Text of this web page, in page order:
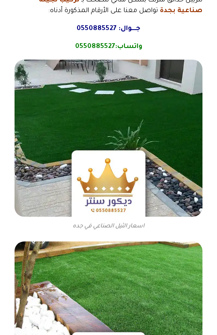
صناعية بجدة تواصل معنا على الأرقام المذكورة أدناه:
جـــوال: 0550885527
واتساب:0550885527
اسعار الثيل الصناعي في جده